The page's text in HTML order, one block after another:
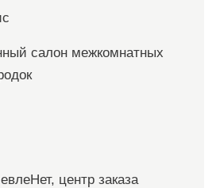
салон межкомнатных
центр заказа